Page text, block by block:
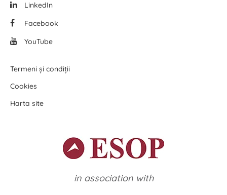
LinkedIn
Facebook
YouTube
Termeni și condiții
Cookies
Harta site
in association with